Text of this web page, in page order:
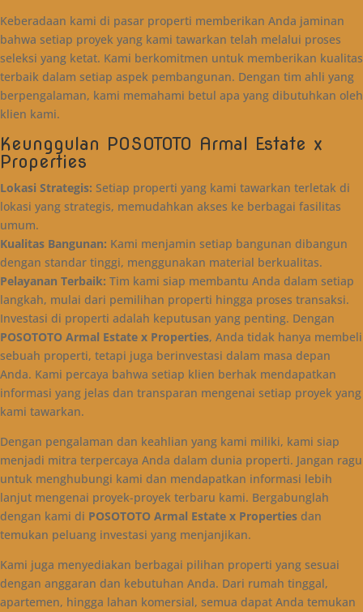
Keberadaan kami di pasar properti memberikan Anda jaminan
bahwa setiap proyek yang kami tawarkan telah melalui proses
seleksi yang ketat. Kami berkomitmen untuk memberikan kualitas
terbaik dalam setiap aspek pembangunan. Dengan tim ahli yang
berpengalaman, kami memahami betul apa yang dibutuhkan oleh
klien kami.
Keunggulan POSOTOTO Armal Estate x
Properties
Lokasi Strategis: Setiap properti yang kami tawarkan terletak di
lokasi yang strategis, memudahkan akses ke berbagai fasilitas
umum.
Kualitas Bangunan: Kami menjamin setiap bangunan dibangun
dengan standar tinggi, menggunakan material berkualitas.
Pelayanan Terbaik: Tim kami siap membantu Anda dalam setiap
langkah, mulai dari pemilihan properti hingga proses transaksi.
Investasi di properti adalah keputusan yang penting. Dengan
POSOTOTO Armal Estate x Properties, Anda tidak hanya membeli
sebuah properti, tetapi juga berinvestasi dalam masa depan
Anda. Kami percaya bahwa setiap klien berhak mendapatkan
informasi yang jelas dan transparan mengenai setiap proyek yang
kami tawarkan.
Dengan pengalaman dan keahlian yang kami miliki, kami siap
menjadi mitra terpercaya Anda dalam dunia properti. Jangan ragu
untuk menghubungi kami dan mendapatkan informasi lebih
lanjut mengenai proyek-proyek terbaru kami. Bergabunglah
dengan kami di POSOTOTO Armal Estate x Properties dan
temukan peluang investasi yang menjanjikan.
Kami juga menyediakan berbagai pilihan properti yang sesuai
dengan anggaran dan kebutuhan Anda. Dari rumah tinggal,
apartemen, hingga lahan komersial, semua dapat Anda temukan